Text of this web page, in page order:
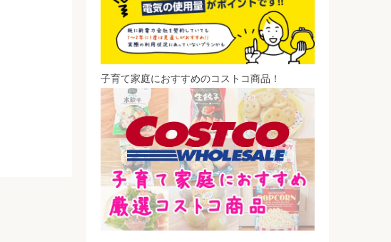
子育て家庭におすすめのコストコ商品！